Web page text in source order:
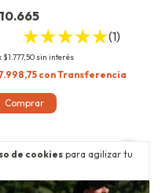
de cookiespara agilizar tu
(1)
$1.777,50 sin interés
conTransferencia
Comprar